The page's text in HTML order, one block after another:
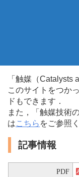
「触媒（
このサイトをつか
ドもできます．
また，「触媒技術
はこちら をご参照
記事情報
PDF